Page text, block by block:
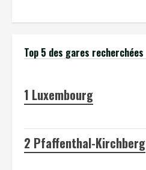
Top 5 des gares recherchées
1 Luxembourg
2 Pfaffenthal-Kirchberg